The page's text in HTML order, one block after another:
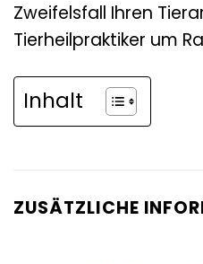
Zweifelsfall Ihren
Tierheilpraktiker um
Inhalt
ZUSÄTZLICHE